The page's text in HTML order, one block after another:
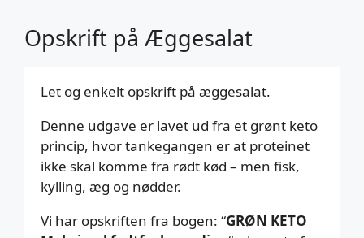
Opskrift på Æggesalat
Let og enkelt opskrift på æggesalat.
Denne udgave er lavet ud fra et grønt keto
princip, hvor tankegangen er at proteinet
ikke skal komme fra rødt kød – men fisk,
kylling, æg og nødder.
Vi har opskriften fra bogen: “GRØN KETO